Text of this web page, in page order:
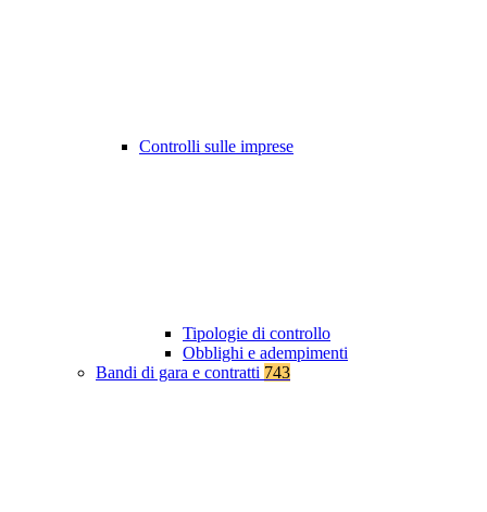
Controlli sulle imprese
Tipologie di controllo
Obblighi e adempimenti
Bandi di gara e contratti 743